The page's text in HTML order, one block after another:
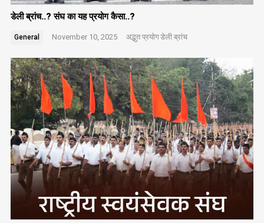
डेली ब्रांच..? संघ का यह प्रयोग कैसा..?
General November 10, 2025 अद्भुत प्रयोगडेली ब्रांच